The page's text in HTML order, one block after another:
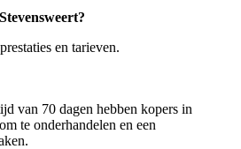
en tarieven.
van 70 dagen hebben kopers in
te onderhandelen en een